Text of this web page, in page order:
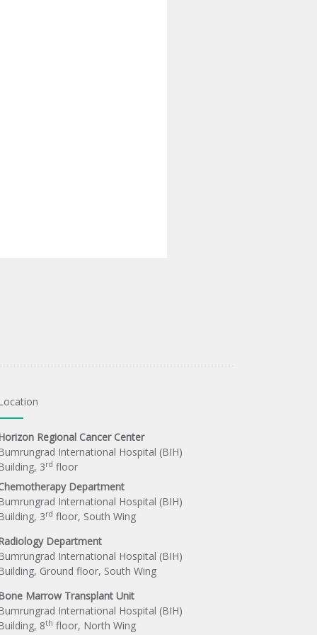
Regional Cancer Center
International Hospital (BIH)
3rd floor
Department
International Hospital (BIH)
3rd floor, South Wing
Department
International Hospital (BIH)
Ground floor, South Wing
Marrow Transplant Unit
International Hospital (BIH)
8th floor, North Wing